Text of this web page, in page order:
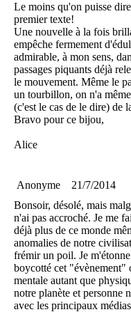
Le moins qu'on puisse
premier texte!
Une nouvelle à la fois
empêche fermement
admirable, à mon sens,
passages piquants déjà
le mouvement. Même le
un tourbillon, on n'a
(c'est le cas de le dire) de
Bravo pour ce bijou,
Alice
Anonyme
21/7/2014
Bonsoir, désolé, mais
n'ai pas accroché. Je me
déjà plus de ce monde
anomalies de notre
frémir un poil. Je
boycotté cet "évènement"
mentale autant que
notre planète et personne
avec les principaux